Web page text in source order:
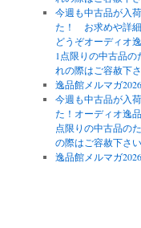
今週も中古品が入
た！ お求めや詳
どうぞオーディオ
1点限りの中古品の
れの際はご容赦下さ
逸品館メルマガ
今週も中古品が入
た！オーディオ逸
点限りの中古品の
の際はご容赦下さい
逸品館メルマガ